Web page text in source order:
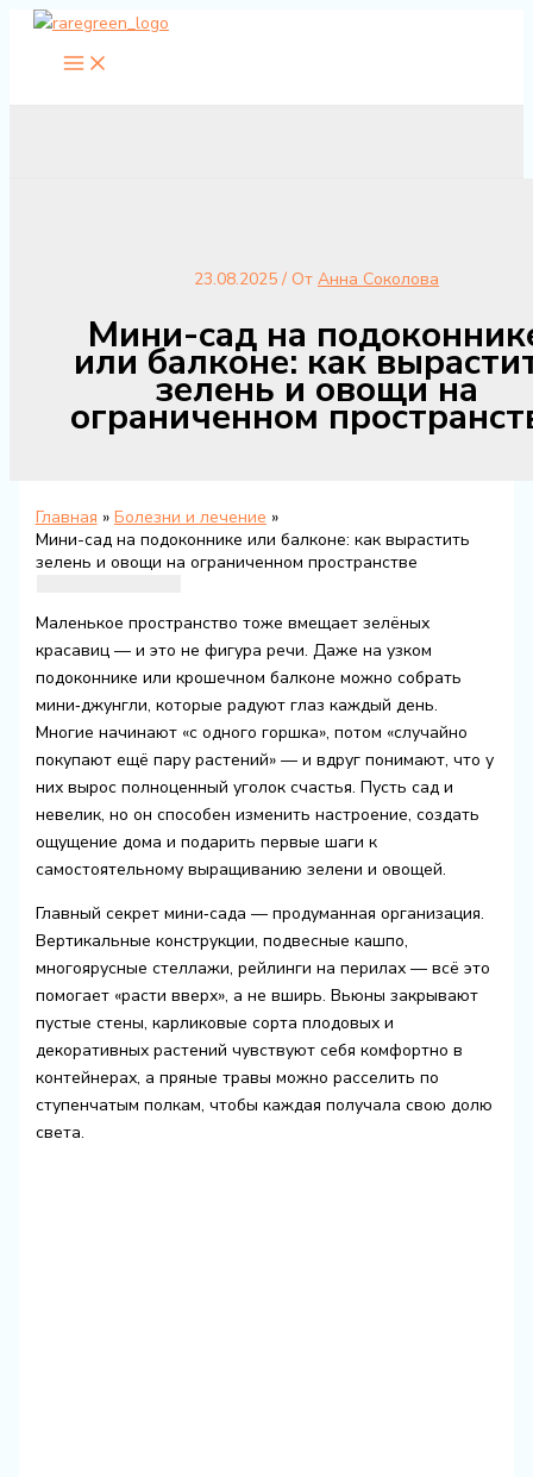
Перейти
содержимому
23.08.2025 / От Анна Соколова
Мини-сад на
или балконе: как
зелень и овощи на
ограниченном
Главная
Болезни и лечение
Мини-сад на подоконнике или балконе: как вырастить
зелень и овощи на ограниченном пространстве
Маленькое пространство тоже вмещает зелёных
красавиц — и это не фигура речи. Даже на узком
подоконнике или крошечном балконе можно собрать
мини‑джунгли, которые радуют глаз каждый день.
Многие начинают «с одного горшка», потом «случайно
покупают ещё пару растений» — и вдруг понимают, что у
них вырос полноценный уголок счастья. Пусть сад и
невелик, но он способен изменить настроение, создать
ощущение дома и подарить первые шаги к
самостоятельному выращиванию зелени и овощей.
Главный секрет мини‑сада — продуманная организация.
Вертикальные конструкции, подвесные кашпо,
многоярусные стеллажи, рейлинги на перилах — всё это
помогает «расти вверх», а не вширь. Вьюны закрывают
пустые стены, карликовые сорта плодовых и
декоративных растений чувствуют себя комфортно в
контейнерах, а пряные травы можно расселить по
ступенчатым полкам, чтобы каждая получала свою долю
света.